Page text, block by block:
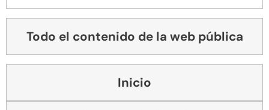
Todo el contenido de la web pública
Inicio